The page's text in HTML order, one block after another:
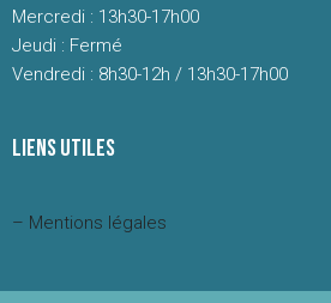
Mercredi : 13h30-17h00
Jeudi : Fermé
Vendredi : 8h30-12h / 13h30-17h00
LIENS UTILES
– Mentions légales